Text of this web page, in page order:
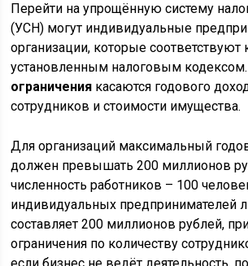
Перейти на упрощённую систему
(УСН) могут индивидуальные
организации, которые соответствуют
установленным налоговым кодексом.
ограничения касаются годового
сотрудников и стоимости имущества.
Для организаций максимальный
должен превышать 200 миллионов
численность работников – 100
индивидуальных предпринимателей
составляет 200 миллионов рублей,
ограничения по количеству